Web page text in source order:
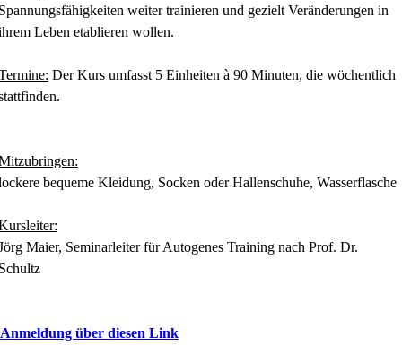
weiter trainieren und gezielt Veränderungen in
Leben etablieren wollen.
Der Kurs umfasst 5 Einheiten à 90 Minuten, die wöchentlich
bequeme Kleidung, Socken oder Hallenschuhe, Wasserflasche
Maier, Seminarleiter für Autogenes Training nach Prof. Dr.
Anmeldung über diesen Link